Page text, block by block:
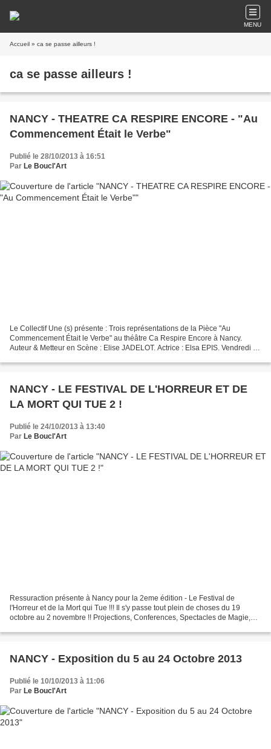
MENU
Accueil » ca se passe ailleurs !
ca se passe ailleurs !
NANCY - THEATRE CA RESPIRE ENCORE - "Au
Commencement Était le Verbe"
Publié le 28/10/2013 à 16:51
Par Le Boucl'Art
Le Collectif Une (s) présente : Trois représentations de la Pièce "Au
Commencement Était le Verbe" au théâtre Ca Respire Encore à Nancy.
Auteur & Metteur en Scène : Elise JADELOT. Actrice : Elsa EPIS. Vendredi 8
NANCY - LE FESTIVAL DE L'HORREUR ET DE
LA MORT QUI TUE 2 !
Publié le 24/10/2013 à 13:40
Par Le Boucl'Art
Ressuraction présente à Nancy pour la 2eme édition - Le Festival de
l'Horreur et de la Mort qui Tue !!! Il s'y passe tout plein de choses du 19
octobre au 2 novembre !! Projections, Conferences, Spectacles de Magie,
NANCY - Exposition du 5 au 24 Octobre 2013
Publié le 10/10/2013 à 11:06
Par Le Boucl'Art